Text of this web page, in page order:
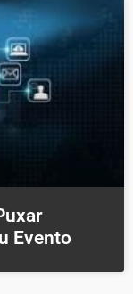
Evento